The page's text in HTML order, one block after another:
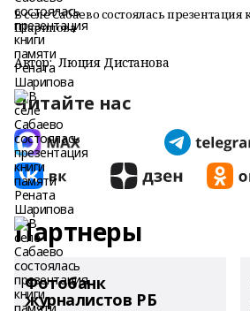
В селе Сабаево состоялась
Шарипова
Автор: Люция Дистанова
Читайте нас
Партнеры
Фотобанк
журналистов РБ